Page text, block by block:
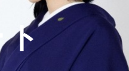
ト